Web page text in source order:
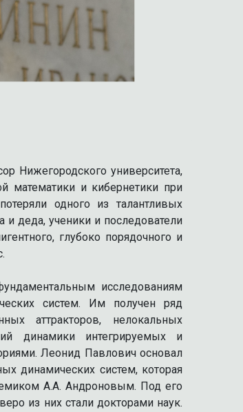
Нижегородского университета,
математики и кибернетики при
одного из талантливых
деда, ученики и последователи
глубоко порядочного и
исследованиям
систем. Им получен ряд
аттракторов, нелокальных
динамики интегрируемых и
Леонид Павлович основал
динамических систем, которая
А.А. Андроновым. Под его
из них стали докторами наук.